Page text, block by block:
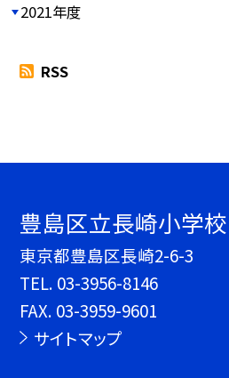
2021年度
RSS
豊島区立長崎小学校
東京都豊島区長崎2-6-3
TEL. 03-3956-8146
FAX. 03-3959-9601
サイトマップ